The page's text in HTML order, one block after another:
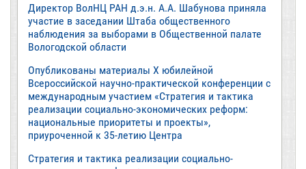
Директор ВолНЦ РАН д.э.н. А.А. Шабунова приняла
участие в заседании Штаба общественного
наблюдения за выборами в Общественной палате
Вологодской области
Опубликованы материалы X юбилейной
Всероссийской научно-практической конференции с
международным участием «Стратегия и тактика
реализации социально-экономических реформ:
национальные приоритеты и проекты»,
приуроченной к 35-летию Центра
Стратегия и тактика реализации социально-